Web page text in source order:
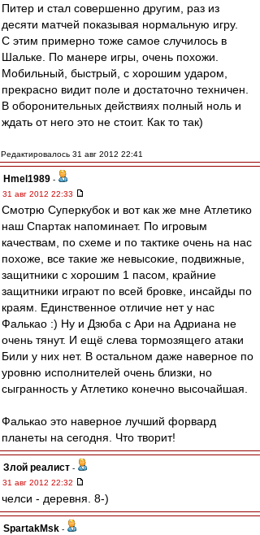
Питер и стал совершенно другим, раз из
десяти матчей показывая нормальную игру.
С этим примерно тоже самое случилось в
Шальке. По манере игры, очень похожи.
Мобильный, быстрый, с хорошим ударом,
прекрасно видит поле и достаточно техничен.
В оборонительных действиях полный ноль и
ждать от него это не стоит. Как то так)
Редактировалось 31 авг 2012 22:41
Hmel1989 -
31 авг 2012 22:33
Смотрю Суперкубок и вот как же мне Атлетико
наш Спартак напоминает. По игровым
качествам, по схеме и по тактике очень на нас
похоже, все такие же невысокие, подвижные,
защитники с хорошим 1 пасом, крайние
защитники играют по всей бровке, инсайды по
краям. Единственное отличие нет у нас
Фалькао :) Ну и Дзюба с Ари на Адриана не
очень тянут. И ещё слева тормозящего атаки
Били у них нет. В остальном даже наверное по
уровню исполнителей очень близки, но
сыгранность у Атлетико конечно высочайшая.
Фалькао это наверное лучший форвард
планеты на сегодня. Что творит!
Злой реалист -
31 авг 2012 22:32
челси - деревня. 8-)
SpartakMsk -